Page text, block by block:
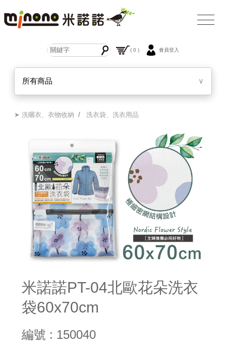
( 0 ) 會員登入
所有商品 ∨
➤ 洗曬衣、衣物收納 /洗衣袋、洗衣用品
米諾諾PT-04北歐花朵洗衣
袋60x70cm
編號 : 150040